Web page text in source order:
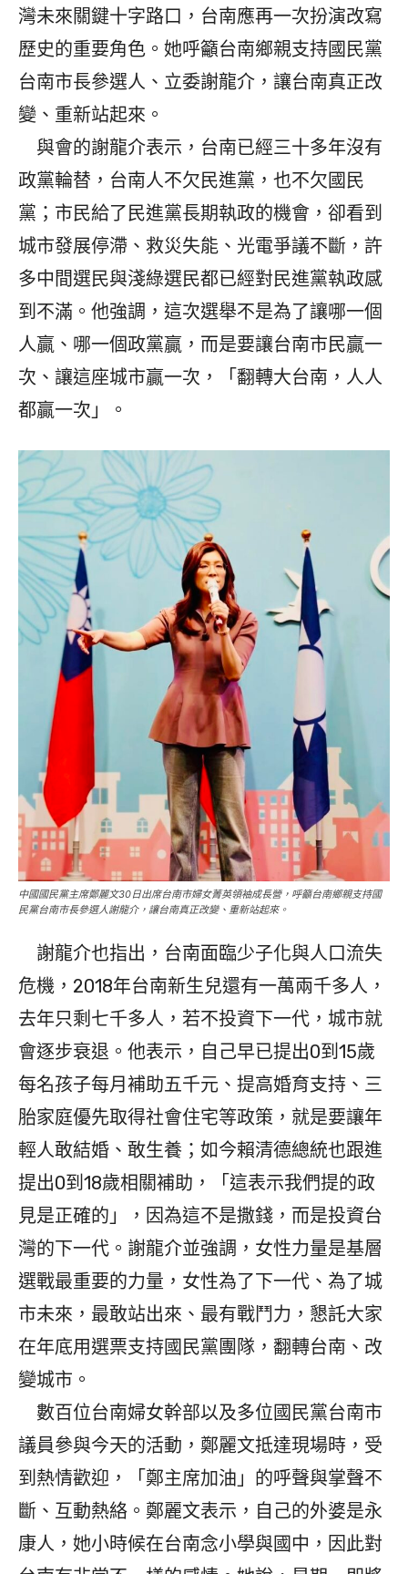
灣未來關鍵十字路口，台南應再一次扮演改寫
歷史的重要角色。她呼籲台南鄉親支持國民黨
台南市長參選人、立委謝龍介，讓台南真正改
變、重新站起來。
與會的謝龍介表示，台南已經三十多年沒有
政黨輪替，台南人不欠民進黨，也不欠國民
黨；市民給了民進黨長期執政的機會，卻看到
城市發展停滯、救災失能、光電爭議不斷，許
多中間選民與淺綠選民都已經對民進黨執政感
到不滿。他強調，這次選舉不是為了讓哪一個
人贏、哪一個政黨贏，而是要讓台南市民贏一
次、讓這座城市贏一次，「翻轉大台南，人人
都贏一次」。
中國國民黨主席鄭麗文30日出席台南市婦女菁英領袖成長營，呼籲台南鄉親支持國
民黨台南市長參選人謝龍介，讓台南真正改變、重新站起來。
謝龍介也指出，台南面臨少子化與人口流失
危機，2018年台南新生兒還有一萬兩千多人，
去年只剩七千多人，若不投資下一代，城市就
會逐步衰退。他表示，自己早已提出0到15歲
每名孩子每月補助五千元、提高婚育支持、三
胎家庭優先取得社會住宅等政策，就是要讓年
輕人敢結婚、敢生養；如今賴清德總統也跟進
提出0到18歲相關補助，「這表示我們提的政
見是正確的」，因為這不是撒錢，而是投資台
灣的下一代。謝龍介並強調，女性力量是基層
選戰最重要的力量，女性為了下一代、為了城
市未來，最敢站出來、最有戰鬥力，懇託大家
在年底用選票支持國民黨團隊，翻轉台南、改
變城市。
數百位台南婦女幹部以及多位國民黨台南市
議員參與今天的活動，鄭麗文抵達現場時，受
到熱情歡迎，「鄭主席加油」的呼聲與掌聲不
斷、互動熱絡。鄭麗文表示，自己的外婆是永
康人，她小時候在台南念小學與國中，因此對